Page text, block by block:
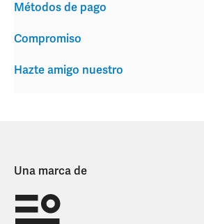
Métodos de pago
Compromiso
Hazte amigo nuestro
Una marca de